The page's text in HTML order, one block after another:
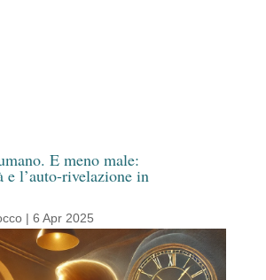
E meno male:
e l’auto-rivelazione in
| 6 Apr 2025